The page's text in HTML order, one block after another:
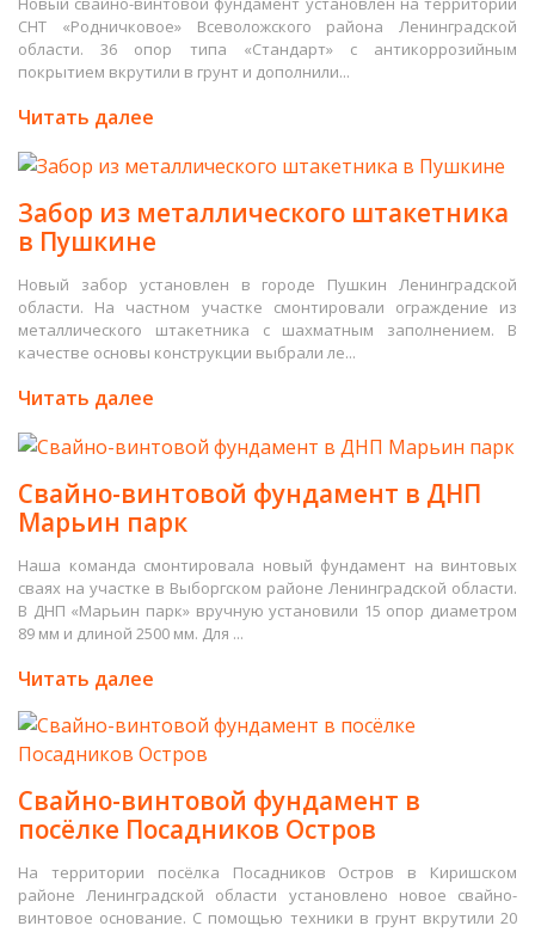
СНТ «Родничковое» Всеволожского района Ленинградской
области. 36 опор типа «Стандарт» с антикоррозийным
покрытием вкрутили в грунт и дополнили...
Читать далее
Забор из металлического штакетника
в Пушкине
Новый забор установлен в городе Пушкин Ленинградской
области. На частном участке смонтировали ограждение из
металлического штакетника с шахматным заполнением. В
качестве основы конструкции выбрали ле...
Читать далее
Свайно-винтовой фундамент в ДНП
Марьин парк
Наша команда смонтировала новый фундамент на винтовых
сваях на участке в Выборгском районе Ленинградской области.
В ДНП «Марьин парк» вручную установили 15 опор диаметром
89 мм и длиной 2500 мм. Для ...
Читать далее
Свайно-винтовой фундамент в
посёлке Посадников Остров
На территории посёлка Посадников Остров в Киришском
районе Ленинградской области установлено новое свайно-
винтовое основание. С помощью техники в грунт вкрутили 20